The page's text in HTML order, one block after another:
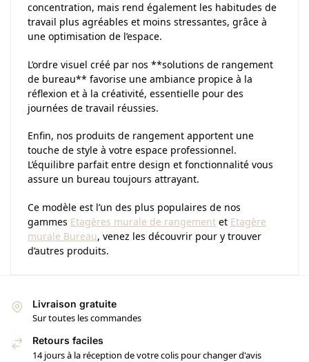
concentration, mais rend également les habitudes de
travail plus agréables et moins stressantes, grâce à
une optimisation de l’espace.
L’ordre visuel créé par nos **solutions de rangement
de bureau** favorise une ambiance propice à la
réflexion et à la créativité, essentielle pour des
journées de travail réussies.
Enfin, nos produits de rangement apportent une
touche de style à votre espace professionnel.
L’équilibre parfait entre design et fonctionnalité vous
assure un bureau toujours attrayant.
Ce modèle est l’un des plus populaires de nos
gammes Etagères murale de rangement et Etagère
murale Bureau, venez les découvrir pour y trouver
d’autres produits.
Livraison gratuite
Sur toutes les commandes
Retours faciles
14 jours à la réception de votre colis pour changer d'avis